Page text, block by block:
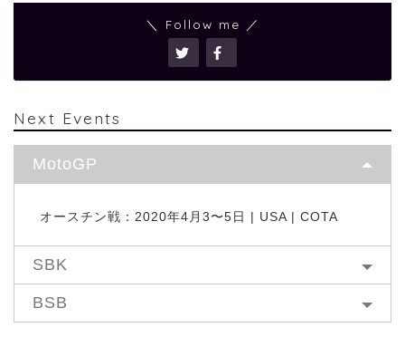
＼ Follow me ／
Next Events
MotoGP
オースチン戦：2020年4月3〜5日 | USA | COTA
SBK
BSB